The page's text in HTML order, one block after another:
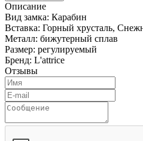
Описание
Вид замка: Карабин
Вставка: Горный хрусталь,
Металл: бижутерный сплав
Размер: регулируемый
Бренд: L'attrice
Отзывы